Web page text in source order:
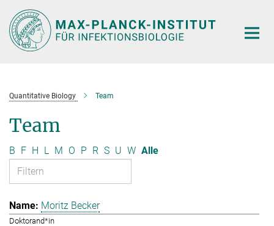
Hauptinhalt
Quantitative Biology Team
Team
B F H L M O P R S U W Alle
Moritz Becker
Doktorand*in